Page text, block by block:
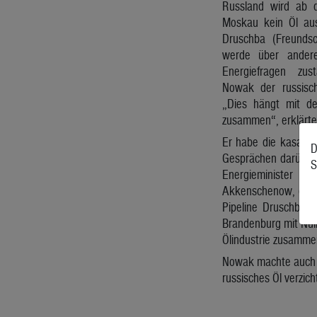
Russland wird ab
Moskau kein Öl
Druschba
werde über
Energiefragen
Nowak der
„Dies hängt mit
zusammen“,
Er habe die
Gesprächen
Energieminister
Akkenschenow,
Pipeline Druschba
Brandenburg mit
Ölindustrie
Nowak machte
russisches Öl